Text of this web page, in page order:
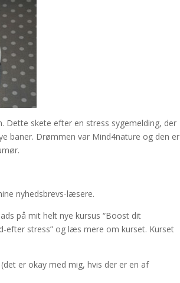
Dette skete efter en stress sygemelding, der
baner. Drømmen var Mind4nature og den er
nyhedsbrevs-læsere.
på mit helt nye kursus “Boost dit
efter stress” og læs mere om kurset. Kurset
er okay med mig, hvis der er en af